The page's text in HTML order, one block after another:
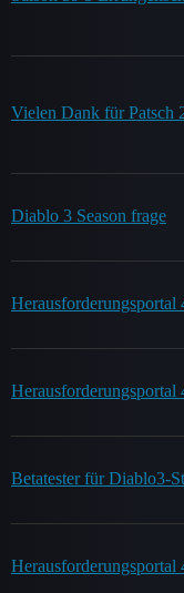
Vielen Dank für Patsch
Diablo 3 Season frage
Herausforderungsportal
Betatester für Diablo3-
Herausforderungsportal